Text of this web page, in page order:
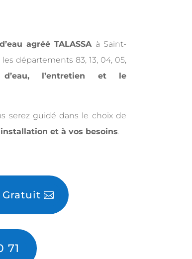
agréé TALASSAà Saint-
départements 83, 13, 04, 05,
d’eau, l’entretien et le
serez guidé dans le choix de
et à vos besoins.
Gratuit
71